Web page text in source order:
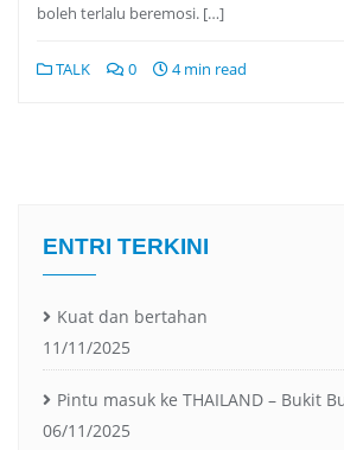
boleh terlalu beremosi. […]
TALK 0 4 min read
ENTRI TERKINI
Kuat dan bertahan
11/11/2025
Pintu masuk ke THAILAND – Bukit
06/11/2025